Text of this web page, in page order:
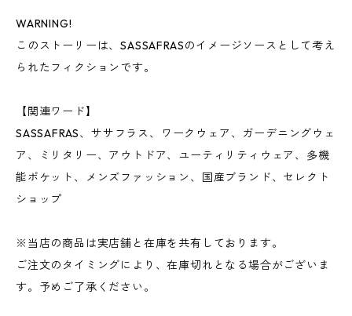
WARNING!
このストーリーは、SASSAFRASのイメージソースとして考え
られたフィクションです。
【関連ワード】
SASSAFRAS、ササフラス、ワークウェア、ガーデニングウェ
ア、ミリタリー、アウトドア、ユーティリティウェア、多機
能ポケット、メンズファッション、国産ブランド、セレクト
ショップ
※当店の商品は実店舗と在庫を共有しております。
ご注文のタイミングにより、在庫切れとなる場合がございま
す。予めご了承ください。